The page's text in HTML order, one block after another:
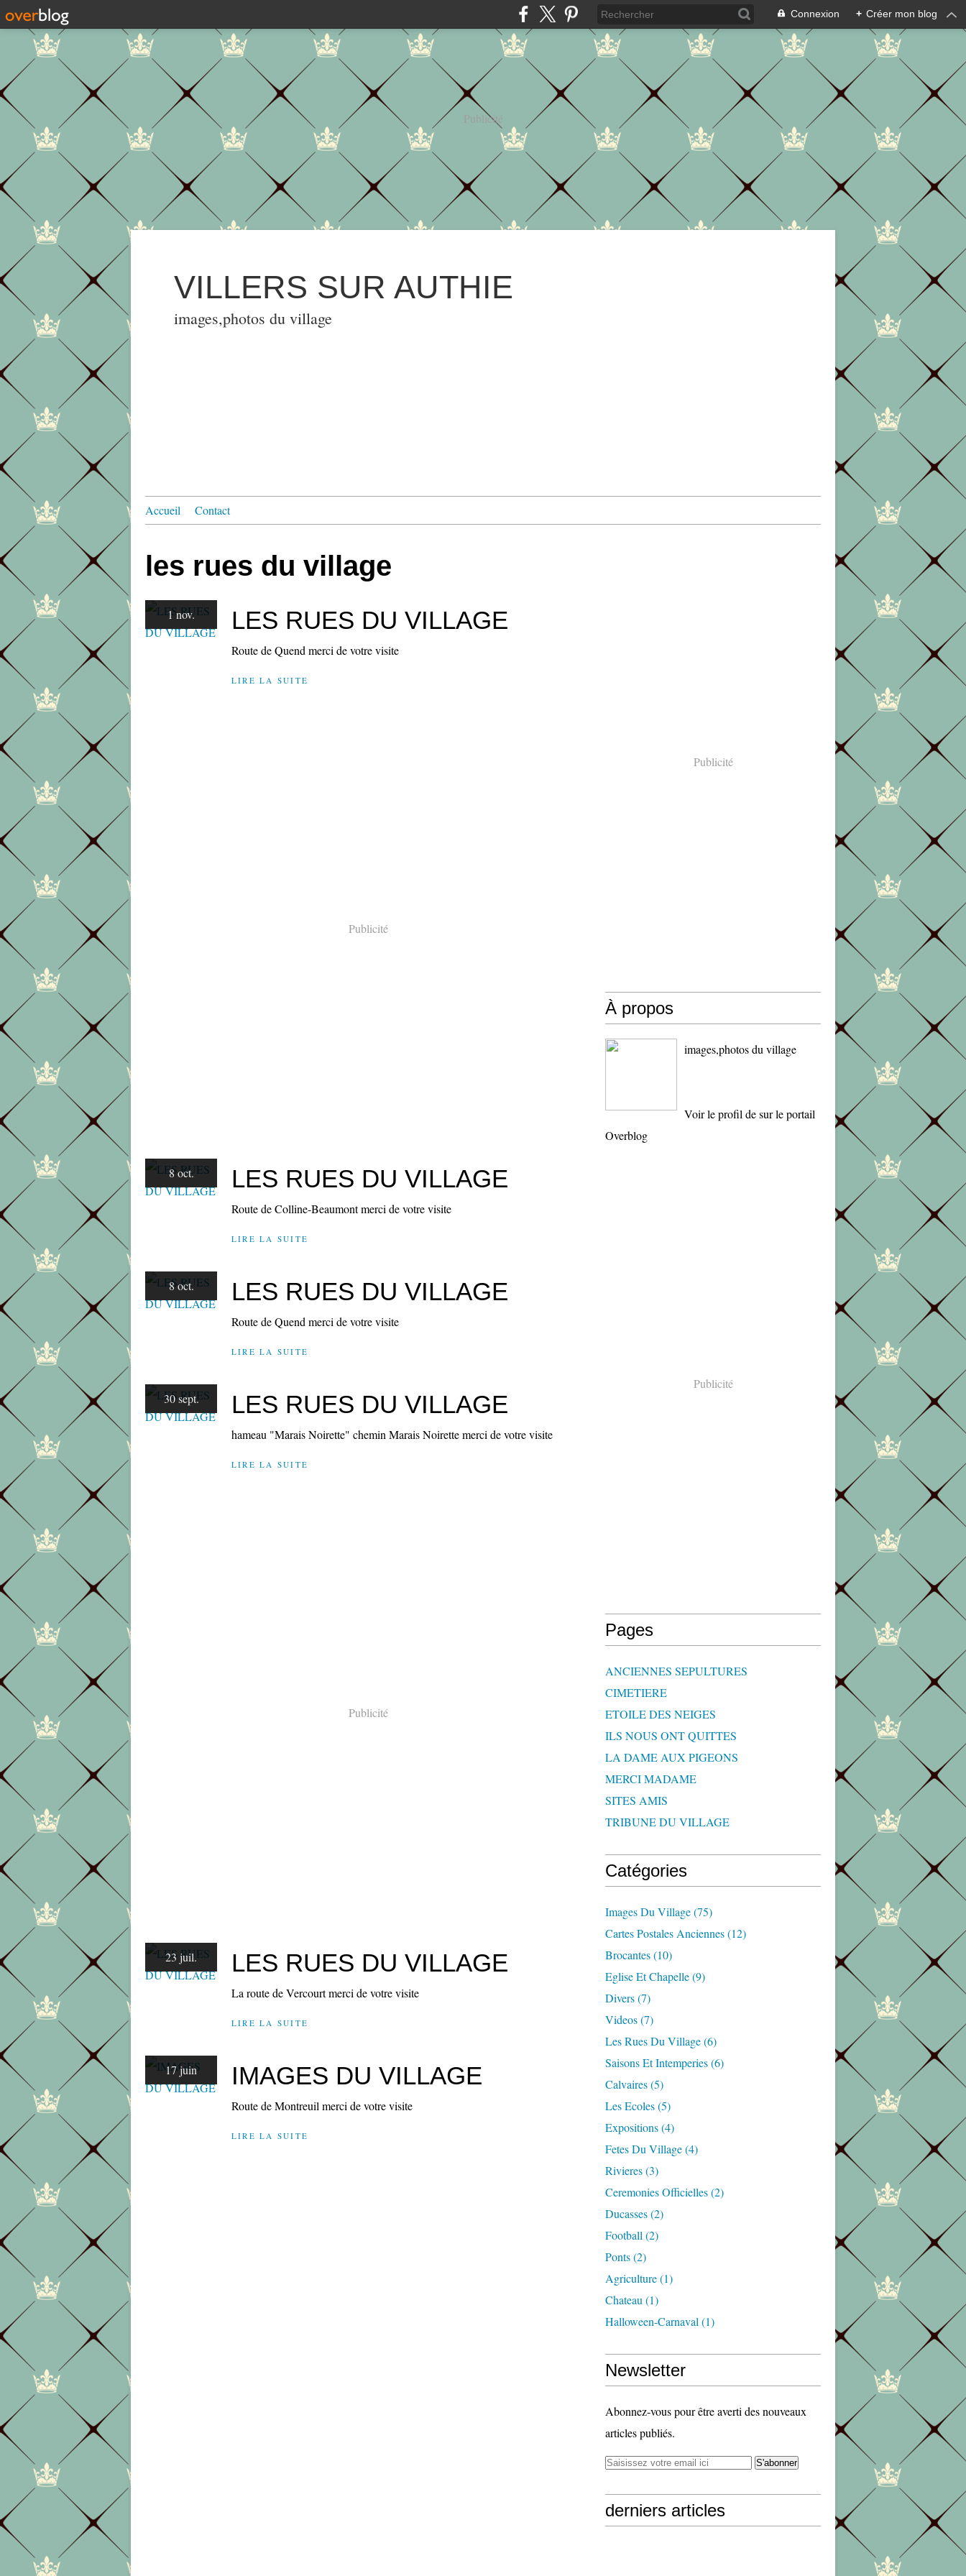
Connexion + Créer mon blog
Publicité
VILLERS SUR AUTHIE
images,photos du village
Accueil Contact
les rues du village
1 nov. LES RUES DU VILLAGE
Route de Quend merci de votre visite
LIRE LA SUITE
Publicité
8 oct. LES RUES DU VILLAGE
Route de Colline-Beaumont merci de votre visite
LIRE LA SUITE
8 oct. LES RUES DU VILLAGE
Route de Quend merci de votre visite
LIRE LA SUITE
30 sept. LES RUES DU VILLAGE
hameau "Marais Noirette" chemin Marais Noirette merci de votre visite
LIRE LA SUITE
Publicité
23 juil. LES RUES DU VILLAGE
La route de Vercourt merci de votre visite
LIRE LA SUITE
17 juin IMAGES DU VILLAGE
Route de Montreuil merci de votre visite
LIRE LA SUITE
Publicité
À propos
images,photos du village
Voir le profil desur le portail
Overblog
Publicité
Pages
ANCIENNES SEPULTURES
CIMETIERE
ETOILE DES NEIGES
ILS NOUS ONT QUITTES
LA DAME AUX PIGEONS
MERCI MADAME
SITES AMIS
TRIBUNE DU VILLAGE
Catégories
Images Du Village(75)
Cartes Postales Anciennes(12)
Brocantes(10)
Eglise Et Chapelle(9)
Divers(7)
Videos(7)
Les Rues Du Village(6)
Saisons Et Intemperies(6)
Calvaires(5)
Les Ecoles(5)
Expositions(4)
Fetes Du Village(4)
Rivieres(3)
Ceremonies Officielles(2)
Ducasses(2)
Football (2)
Ponts(2)
Agriculture(1)
Chateau (1)
Halloween-Carnaval (1)
Newsletter
Abonnez-vous pour être averti des nouveaux
articles publiés.
derniers articles